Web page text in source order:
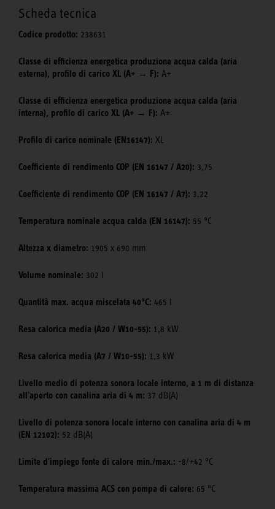
Scheda tecnica
Codice prodotto: 238631
Classe di efficienza energetica produzione acqua calda (aria
esterna), profilo di carico XL (A+ → F): A+
Classe di efficienza energetica produzione acqua calda (aria
interna), profilo di carico XL (A+ → F): A+
Profilo di carico nominale (EN16147): XL
Coefficiente di rendimento COP (EN 16147 / A20): 3,75
Coefficiente di rendimento COP (EN 16147 / A7): 3,22
Temperatura nominale acqua calda (EN 16147): 55 °C
Altezza x diametro: 1905 x 690 mm
Volume nominale: 302 l
Quantità max. acqua miscelata 40°C: 465 l
Resa calorica media (A20 / W10-55): 1,8 kW
Resa calorica media (A7 / W10-55): 1,3 kW
Livello medio di potenza sonora locale interno, a 1 m di distanza
all'aperto con canalina aria di 4 m: 37 dB(A)
Livello di potenza sonora locale interno con canalina aria di 4 m
(EN 12102): 52 dB(A)
Limite d'impiego fonte di calore min./max.: -8/+42 °C
Temperatura massima ACS con pompa di calore: 65 °C